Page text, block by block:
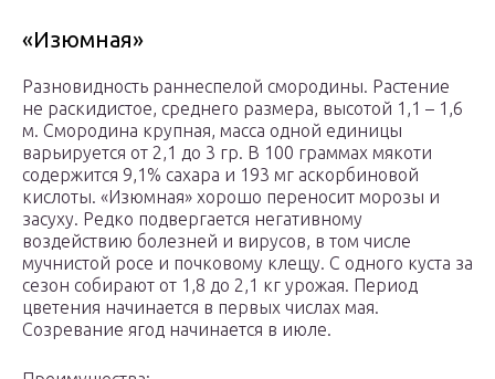
«Изюмная»
Разновидность раннеспелой смородины. Растение
не раскидистое, среднего размера, высотой 1,1 – 1,6
м. Смородина крупная, масса одной единицы
варьируется от 2,1 до 3 гр. В 100 граммах мякоти
содержится 9,1% сахара и 193 мг аскорбиновой
кислоты. «Изюмная» хорошо переносит морозы и
засуху. Редко подвергается негативному
воздействию болезней и вирусов, в том числе
мучнистой росе и почковому клещу. С одного куста за
сезон собирают от 1,8 до 2,1 кг урожая. Период
цветения начинается в первых числах мая.
Созревание ягод начинается в июле.